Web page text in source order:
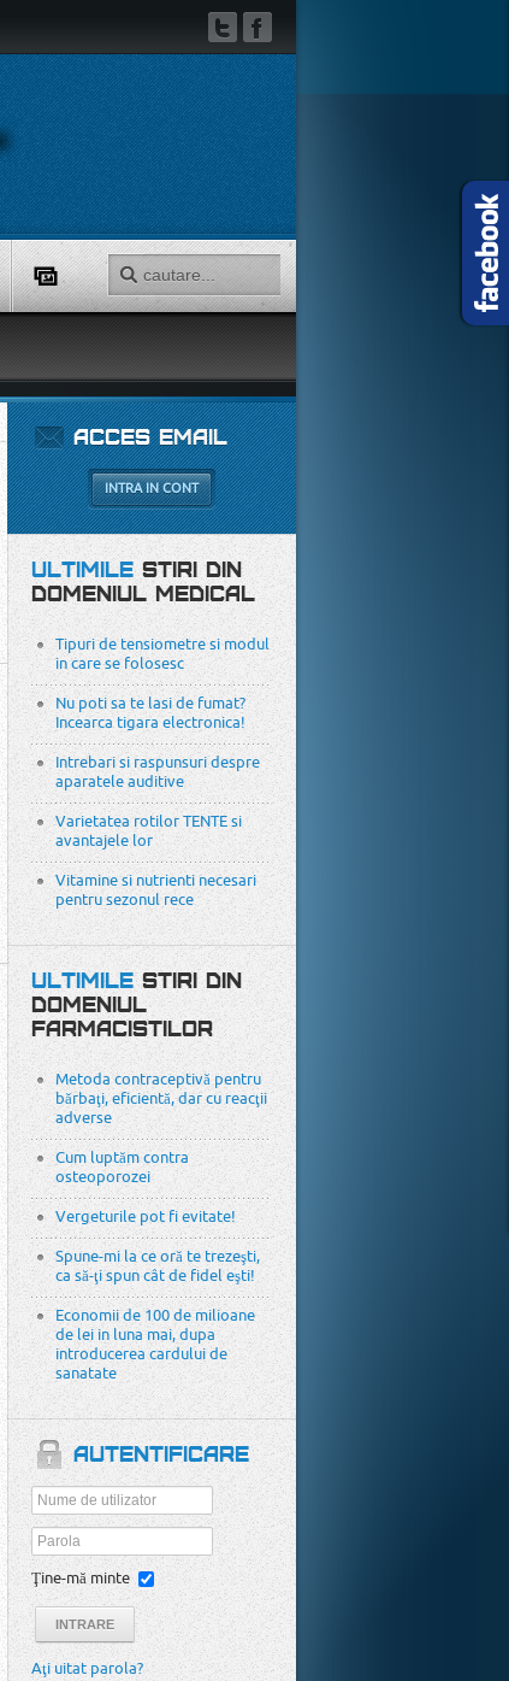
ACCESEMAIL
INTRA IN CONT
ULTIMILESTIRI DIN
DOMENIUL MEDICAL
Tipuri de tensiometre si modul
in care se folosesc
Nu poti sa te lasi de fumat?
Incearca tigara electronica!
Intrebari si raspunsuri despre
aparatele auditive
Varietatea rotilor TENTE si
avantajele lor
Vitamine si nutrienti necesari
pentru sezonul rece
ULTIMILESTIRI DIN
DOMENIUL
FARMACISTILOR
Metoda contraceptivă pentru
bărbaţi, eficientă, dar cu reacţii
adverse
Cum luptăm contra
osteoporozei
Vergeturile pot fi evitate!
Spune-mi la ce oră te trezeşti,
ca să-ţi spun cât de fidel eşti!
Economii de 100 de milioane
de lei in luna mai, dupa
introducerea cardului de
sanatate
AUTENTIFICARE
Ţine-mă minte
INTRARE
Aţi uitat parola?